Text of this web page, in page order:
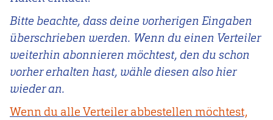
instead.
Bitte beachte, dass deine vorherigen Eingaben
überschrieben werden. Wenn du einen Verteiler
weiterhin abonnieren möchtest, den du schon
vorher erhalten hast, wähle diesen also hier
wieder an.
Wenn du alle Verteiler abbestellen möchtest,